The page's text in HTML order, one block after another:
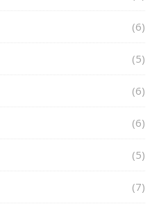
(6)
(5)
(6)
(6)
(5)
(7)